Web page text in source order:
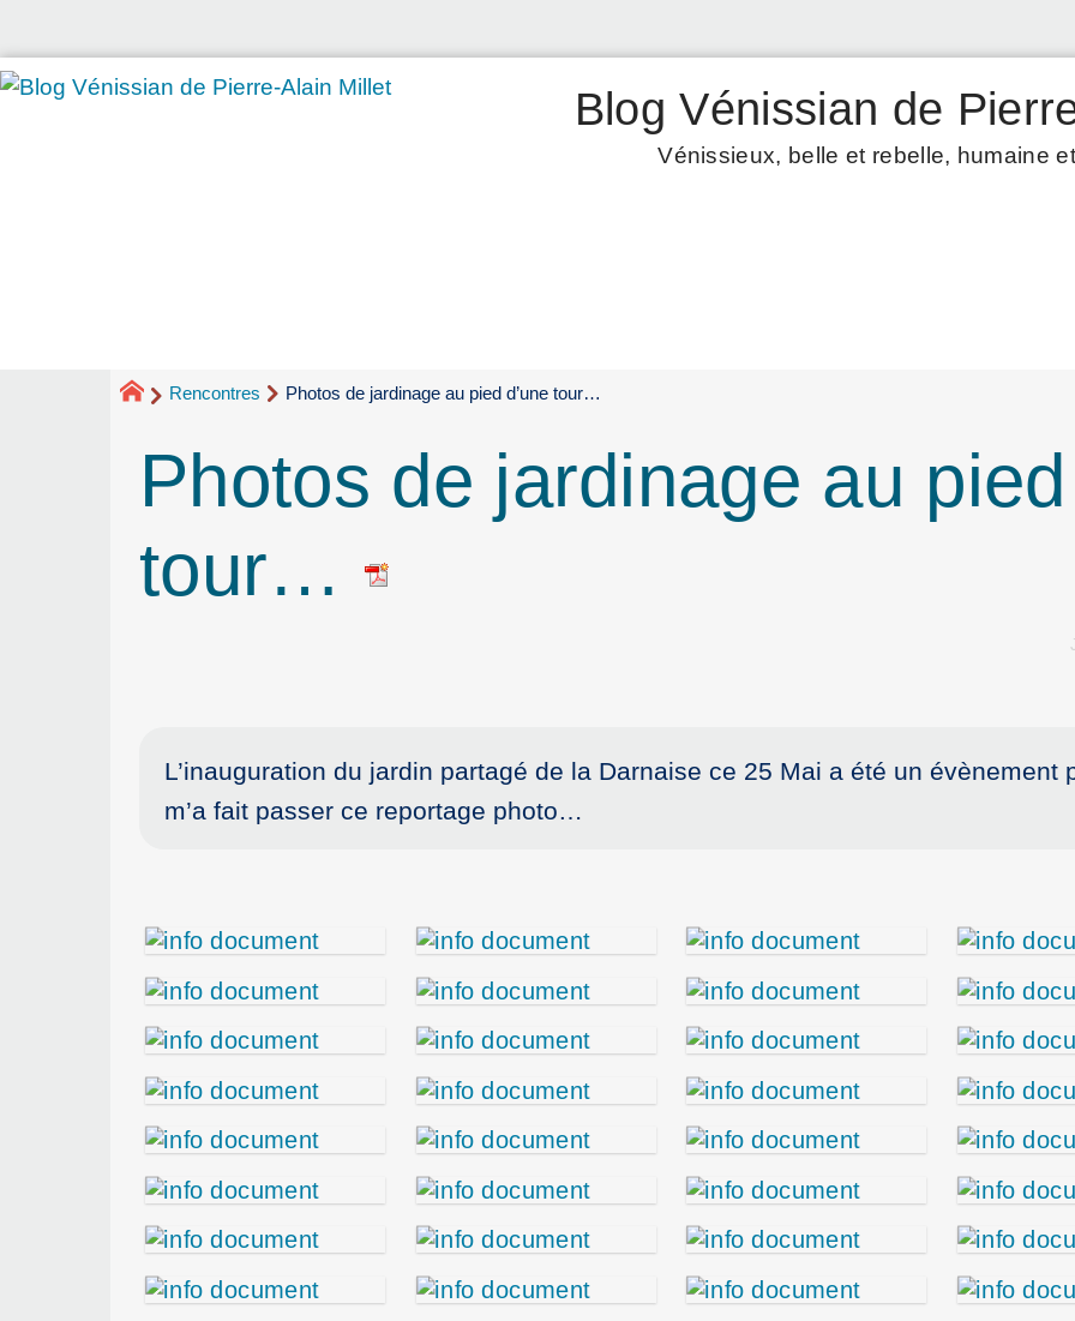
Blog Vénissian de
Vénissieux, belle et rebelle, humaine
Rencontres Photos de jardinage au pied d’une tour…
Photos de jardinage au pied
tour…
L’inauguration du jardin partagé de la Darnaise ce 25 Mai a été un évènement
m’a fait passer ce reportage photo…